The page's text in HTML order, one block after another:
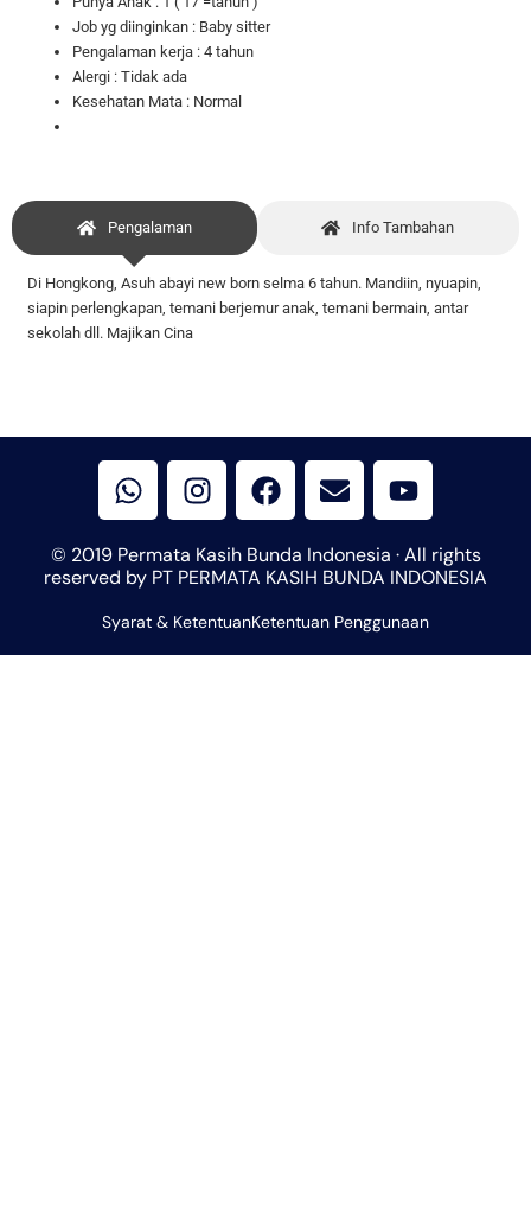
Job yg diinginkan : Baby sitter
Pengalaman kerja : 4 tahun
Alergi : Tidak ada
Kesehatan Mata : Normal
Pengalaman Info Tambahan
Di Hongkong, Asuh abayi new born selma 6 tahun. Mandiin, nyuapin,
siapin perlengkapan, temani berjemur anak, temani bermain, antar
sekolah dll. Majikan Cina
h
a
t
s
a
p
p
n
s
t
a
r
a
a
c
b
o
k
n
v
e
l
p
e
o
u
t
u
e
© 2019 Permata Kasih Bunda Indonesia · All rights
reserved by PT PERMATA KASIH BUNDA INDONESIA
Syarat & KetentuanKetentuan Penggunaan